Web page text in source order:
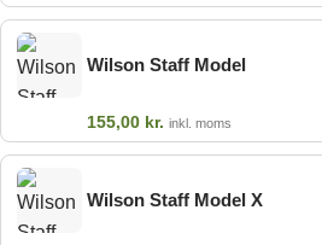
Wilson Staff Model
155,00 kr. inkl. moms
Wilson Staff Model X